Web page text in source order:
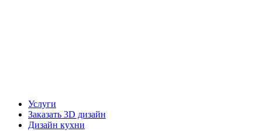
Услуги
Заказать 3D дизайн
Дизайн кухни